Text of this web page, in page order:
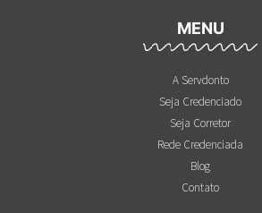
MENU
A Servdonto
Seja Credenciado
Seja Corretor
Rede Credenciada
Blog
Contato